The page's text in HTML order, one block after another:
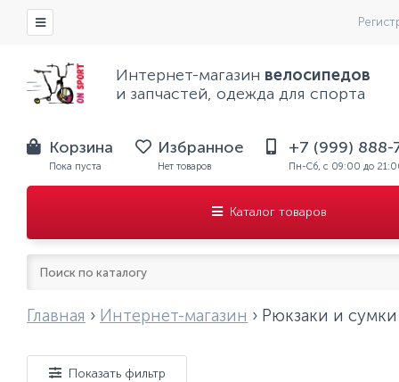
Интернет-магазин велосипедов
и запчастей, одежда для спорта
Корзина
Пока пуста
Избранное
Нет товаров
+7 (999) 888-
Пн-Сб, с 09:00 до
Каталог товаров
Главная › Интернет-магазин › Рюкзаки и сумки
Показать фильтр